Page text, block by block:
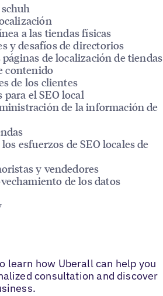
a las tiendas físicas
y desafíos de directorios
de localización de tiendas
contenido
de los clientes
el SEO local
de la información de
esfuerzos de SEO locales de
y vendedores
de los datos
learn how Uberall can help you
consultation and discover